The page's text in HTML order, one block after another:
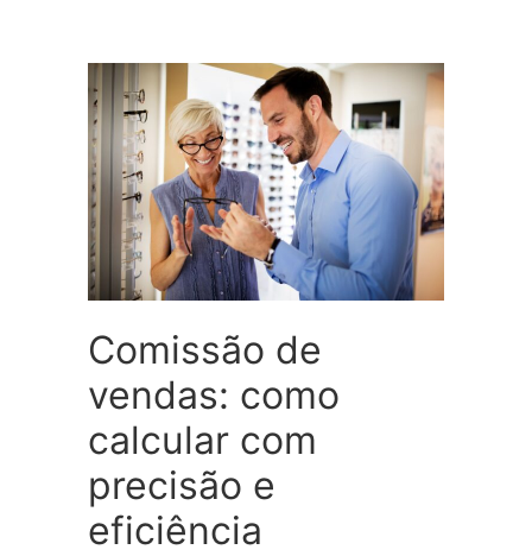
Comissão de
vendas: como
calcular com
precisão e
eficiência